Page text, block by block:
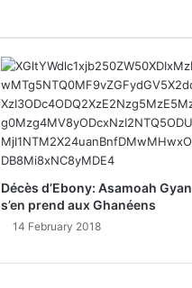
Décès d’Ebony: Asamoah Gyan
s’en prend aux Ghanéens
14 February 2018